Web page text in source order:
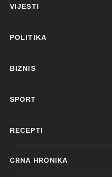
VIJESTI
POLITIKA
BIZNIS
SPORT
RECEPTI
CRNA HRONIKA